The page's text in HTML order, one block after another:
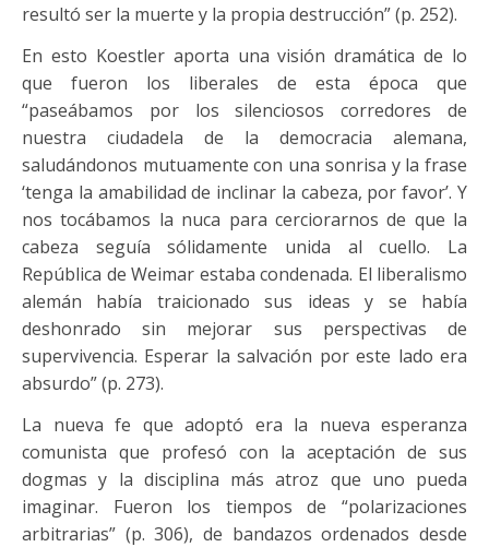
resultó ser la muerte y la propia destrucción” (p. 252).
En esto Koestler aporta una visión dramática de lo
que fueron los liberales de esta época que
“paseábamos por los silenciosos corredores de
nuestra ciudadela de la democracia alemana,
saludándonos mutuamente con una sonrisa y la frase
‘tenga la amabilidad de inclinar la cabeza, por favor’. Y
nos tocábamos la nuca para cerciorarnos de que la
cabeza seguía sólidamente unida al cuello. La
República de Weimar estaba condenada. El liberalismo
alemán había traicionado sus ideas y se había
deshonrado sin mejorar sus perspectivas de
supervivencia. Esperar la salvación por este lado era
absurdo” (p. 273).
La nueva fe que adoptó era la nueva esperanza
comunista que profesó con la aceptación de sus
dogmas y la disciplina más atroz que uno pueda
imaginar. Fueron los tiempos de “polarizaciones
arbitrarias” (p. 306), de bandazos ordenados desde